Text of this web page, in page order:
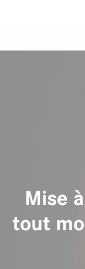
Mise
tout